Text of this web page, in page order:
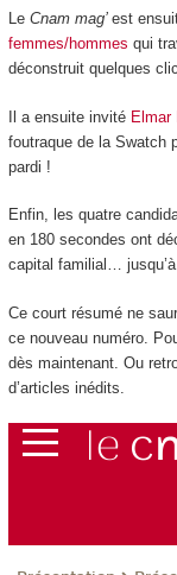
Le Cnam mag’ est
femmes/hommes qui
déconstruit quelques
Il a ensuite invité Elmar
foutraque de la Swatch
pardi !
Enfin, les quatre
en 180 secondes ont
capital familial…
Ce court résumé ne
ce nouveau numéro.
dès maintenant. Ou
d’articles inédits.